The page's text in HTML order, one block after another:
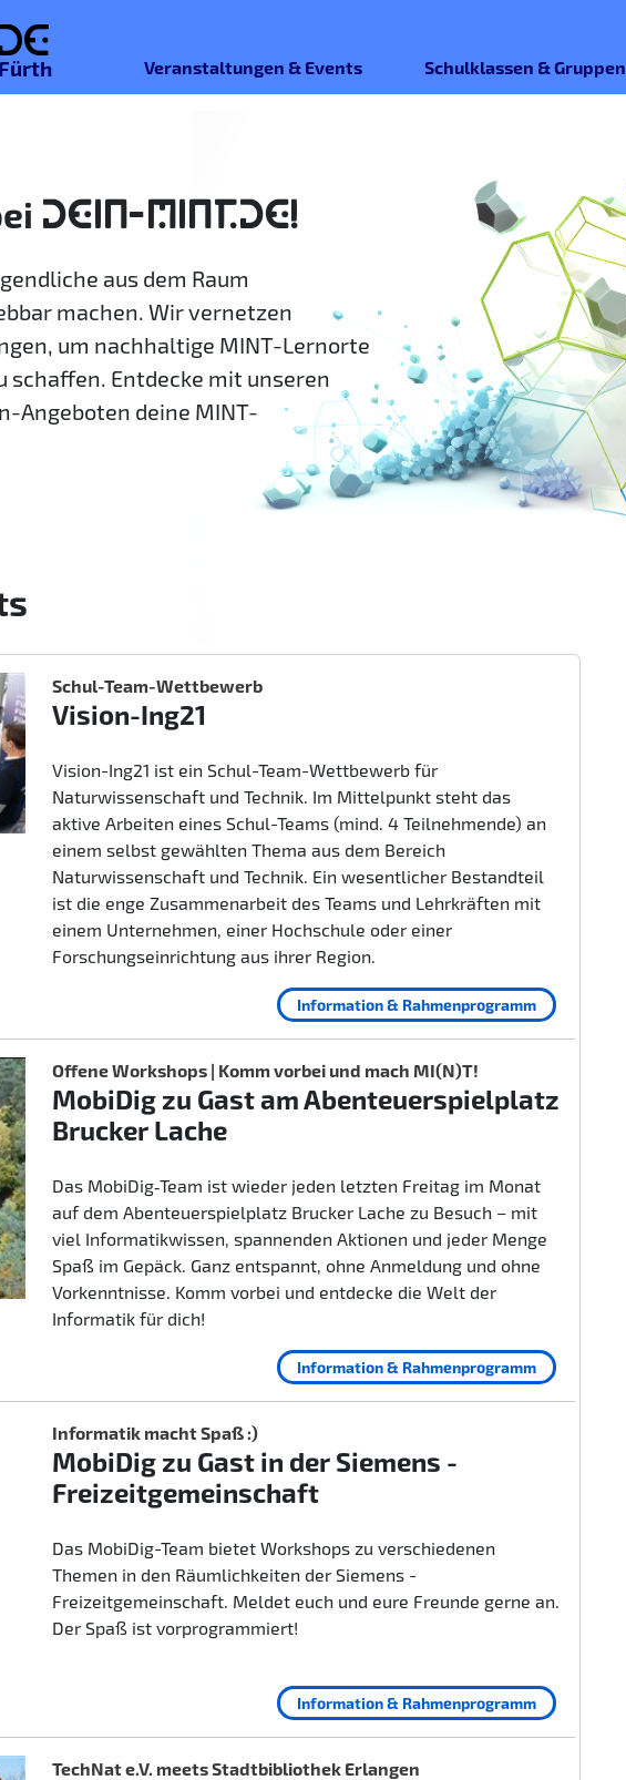
Veranstaltungen & Events Schulklassen & Gruppen
DEIN-MINT.DE!
aus dem Raum
machen. Wir vernetzen
um nachhaltige MINT-Lernorte
schaffen. Entdecke mit unseren
Angeboten deine MINT-
Schul-Team-Wettbewerb
Vision-Ing21
Vision-Ing21 ist ein Schul-Team-Wettbewerb für
Naturwissenschaft und Technik. Im Mittelpunkt steht das
aktive Arbeiten eines Schul-Teams (mind. 4 Teilnehmende) an
einem selbst gewählten Thema aus dem Bereich
Naturwissenschaft und Technik. Ein wesentlicher Bestandteil
ist die enge Zusammenarbeit des Teams und Lehrkräften mit
einem Unternehmen, einer Hochschule oder einer
Forschungseinrichtung aus ihrer Region.
Information & Rahmenprogramm
Offene Workshops | Komm vorbei und mach MI(N)T!
MobiDig zu Gast am Abenteuerspielplatz
Brucker Lache
Das MobiDig‑Team ist wieder jeden letzten Freitag im Monat
auf dem Abenteuerspielplatz Brucker Lache zu Besuch – mit
viel Informatikwissen, spannenden Aktionen und jeder Menge
Spaß im Gepäck. Ganz entspannt, ohne Anmeldung und ohne
Vorkenntnisse. Komm vorbei und entdecke die Welt der
Informatik für dich!
Information & Rahmenprogramm
Informatik macht Spaß :)
MobiDig zu Gast in der Siemens -
Freizeitgemeinschaft
Das MobiDig-Team bietet Workshops zu verschiedenen
Themen in den Räumlichkeiten der Siemens -
Freizeitgemeinschaft. Meldet euch und eure Freunde gerne an.
Der Spaß ist vorprogrammiert!
Information & Rahmenprogramm
TechNat e.V. meets Stadtbibliothek Erlangen